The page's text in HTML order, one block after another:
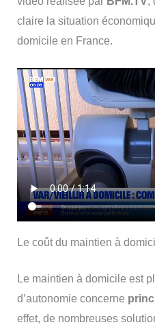
claire la situation
domicile en France.
Le coût du maintien à
Le maintien à domicile est
d’autonomie concerne
effet, de nombreuses